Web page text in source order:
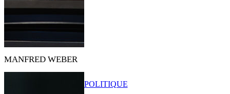
MANFRED WEBER
POLITIQUE